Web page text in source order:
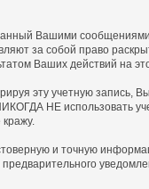
Вашими сообщениями
за собой право
Ваших действий на
эту учетную запись,
НЕ использовать
и точную